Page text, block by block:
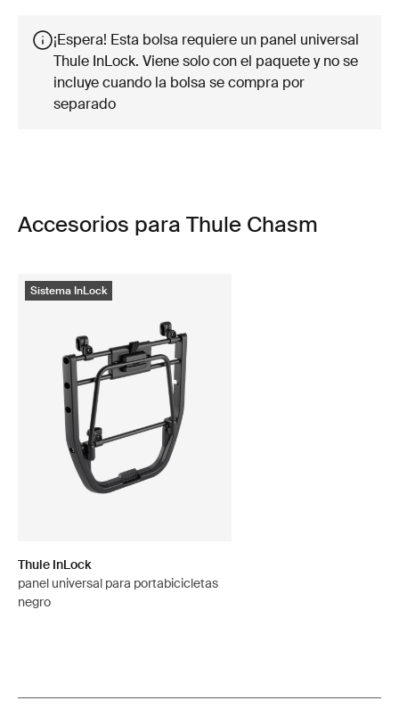
¡Espera! Esta bolsa requiere un panel universal
Thule InLock. Viene solo con el paquete y no se
incluye cuando la bolsa se compra por
separado
Accesorios para Thule Chasm
Sistema InLock
Thule InLock
panel universal para portabicicletas
negro